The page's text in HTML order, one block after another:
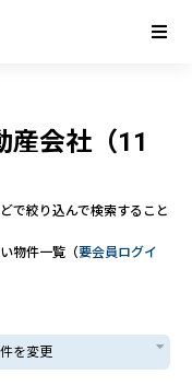
産会社（11
で絞り込んで検索すること
物件一覧（要会員ログイ
を変更